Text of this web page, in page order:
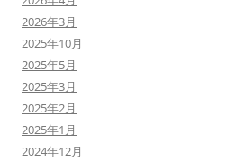
2026年3月
2025年10月
2025年5月
2025年3月
2025年2月
2025年1月
2024年12月